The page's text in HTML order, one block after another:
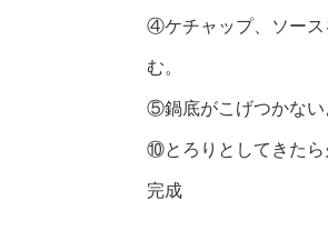
④ケチャップ、ソース
む。
⑤鍋底がこげつかな
⑩とろりとしてきたら
完成